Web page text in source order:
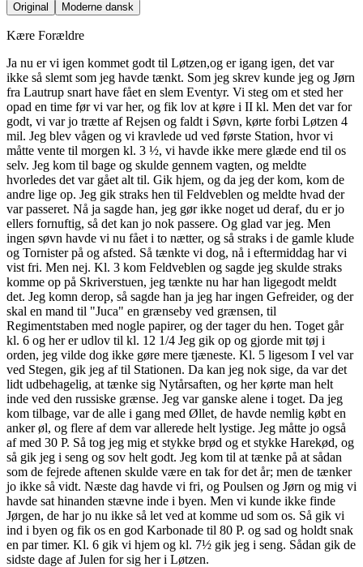
Original Moderne dansk
Kære Forældre
Ja nu er vi igen kommet godt til Løtzen,og er igang igen, det var
ikke så slemt som jeg havde tænkt. Som jeg skrev kunde jeg og Jørn
fra Lautrup snart have fået en slem Eventyr. Vi steg om et sted her
opad en time før vi var her, og fik lov at køre i II kl. Men det var for
godt, vi var jo trætte af Rejsen og faldt i Søvn, kørte forbi Løtzen 4
mil. Jeg blev vågen og vi kravlede ud ved første Station, hvor vi
måtte vente til morgen kl. 3 ½, vi havde ikke mere glæde end til os
selv. Jeg kom til bage og skulde gennem vagten, og meldte
hvorledes det var gået alt til. Gik hjem, og da jeg der kom, kom de
andre lige op. Jeg gik straks hen til Feldveblen og meldte hvad der
var passeret. Nå ja sagde han, jeg gør ikke noget ud deraf, du er jo
ellers fornuftig, så det kan jo nok passere. Og glad var jeg. Men
ingen søvn havde vi nu fået i to nætter, og så straks i de gamle klude
og Tornister på og afsted. Så tænkte vi dog, nå i eftermiddag har vi
vist fri. Men nej. Kl. 3 kom Feldveblen og sagde jeg skulde straks
komme op på Skriverstuen, jeg tænkte nu har han ligegodt meldt
det. Jeg komn derop, så sagde han ja jeg har ingen Gefreider, og der
skal en mand til "Juca" en grænseby ved grænsen, til
Regimentstaben med nogle papirer, og der tager du hen. Toget går
kl. 6 og her er udlov til kl. 12 1/4 Jeg gik op og gjorde mit tøj i
orden, jeg vilde dog ikke gøre mere tjæneste. Kl. 5 ligesom I vel var
ved Stegen, gik jeg af til Stationen. Da kan jeg nok sige, da var det
lidt udbehagelig, at tænke sig Nytårsaften, og her kørte man helt
inde ved den russiske grænse. Jeg var ganske alene i toget. Da jeg
kom tilbage, var de alle i gang med Øllet, de havde nemlig købt en
anker øl, og flere af dem var allerede helt lystige. Jeg måtte jo også
af med 30 P. Så tog jeg mig et stykke brød og et stykke Harekød, og
så gik jeg i seng og sov helt godt. Jeg kom til at tænke på at sådan
som de fejrede aftenen skulde være en tak for det år; men de tænker
jo ikke så vidt. Næste dag havde vi fri, og Poulsen og Jørn og mig vi
havde sat hinanden stævne inde i byen. Men vi kunde ikke finde
Jørgen, de har jo nu ikke så let ved at komme ud som os. Så gik vi
ind i byen og fik os en god Karbonade til 80 P. og sad og holdt snak
en par timer. Kl. 6 gik vi hjem og kl. 7½ gik jeg i seng. Sådan gik de
sidste dage af Julen for sig her i Løtzen.